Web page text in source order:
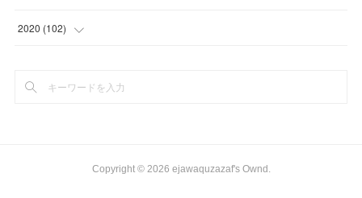
(26
(
2020 (102)
(
Copyright © 2026 ejawaquzazaf's Ownd .